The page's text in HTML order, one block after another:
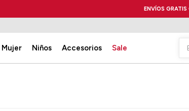
ENVÍOS
Mujer Niños Accesorios Sale